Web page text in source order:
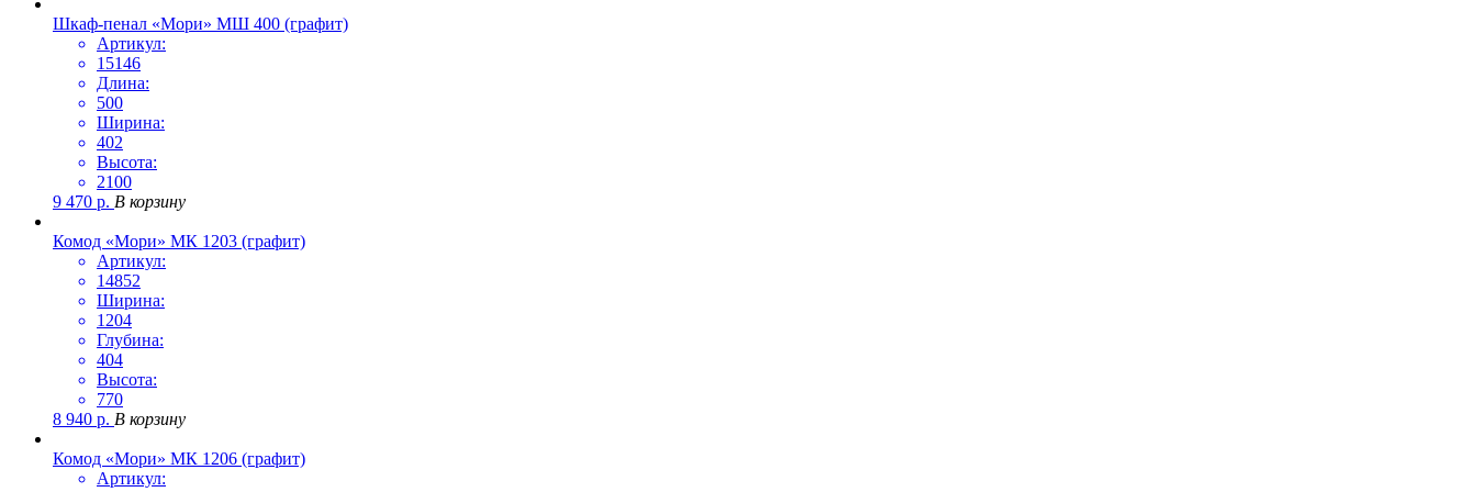
Шкаф-пенал «Мори» МШ 400 (графит)
Артикул:
15146
Длина:
500
Ширина:
402
Высота:
2100
9 470 р. В корзину
Комод «Мори» МК 1203 (графит)
Артикул:
14852
Ширина:
1204
Глубина:
404
Высота:
770
8 940 р. В корзину
Комод «Мори» МК 1206 (графит)
Артикул: